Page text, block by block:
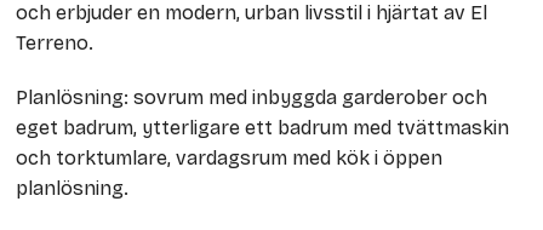
och erbjuder en modern, urban livsstil i hjärtat av El
Terreno.
Planlösning: sovrum med inbyggda garderober och
eget badrum, ytterligare ett badrum med tvättmaskin
och torktumlare, vardagsrum med kök i öppen
planlösning.